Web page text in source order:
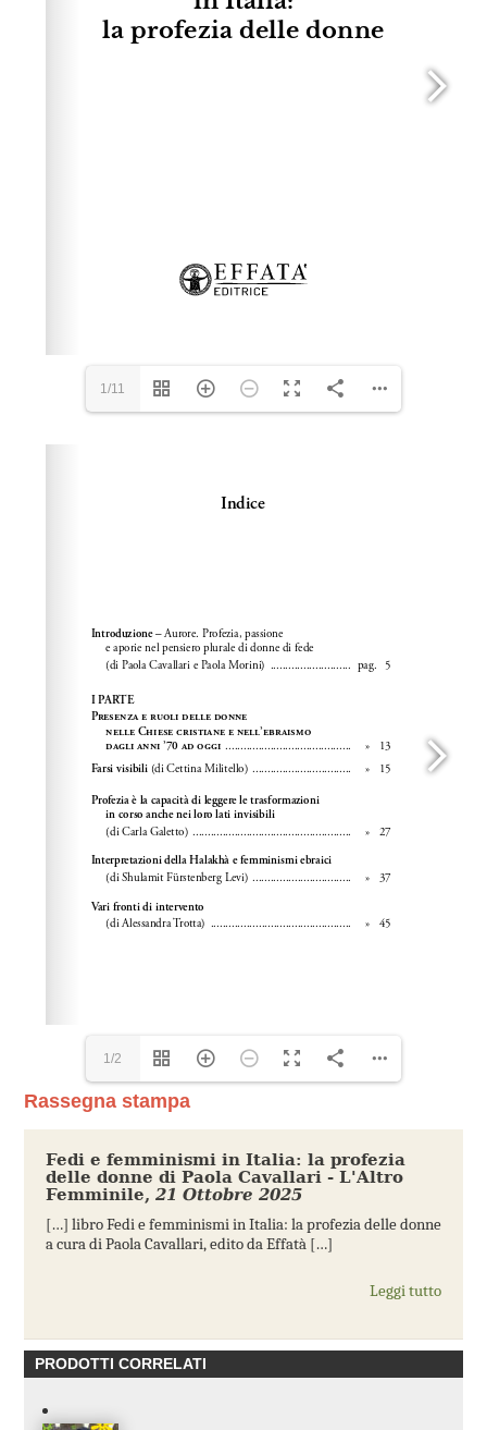
1/11
1/2
Rassegna stampa
Fedi e femminismi in Italia: la profezia
delle donne di Paola Cavallari - L'Altro
Femminile, 21 Ottobre 2025
[…] libro Fedi e femminismi in Italia: la profezia delle donne
a cura di Paola Cavallari, edito da Effatà […]
Leggi tutto
PRODOTTI CORRELATI